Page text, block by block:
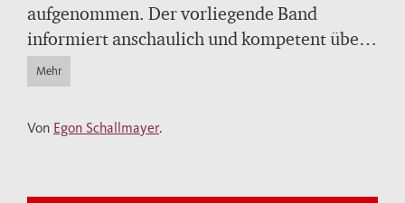
aufgenommen. Der vorliegende Band
informiert anschaulich und kompetent über
die Entwicklung des Limes, seine
Funktionen, Bauten und Anlagen, aber auch
Zivilisten am Rande des Imperium
Mehr
Von Egon Schallmayer.